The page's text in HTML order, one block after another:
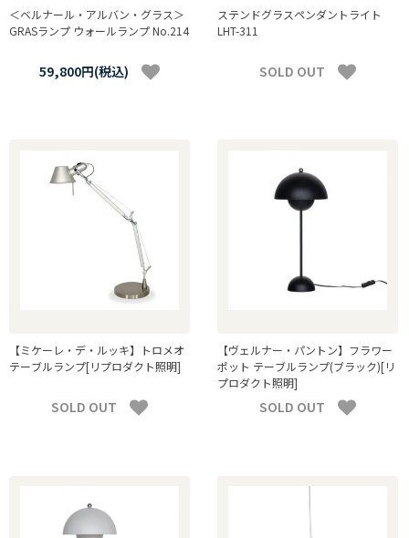
＜ベルナール・アルバン・グラス＞
GRASランプ ウォールランプ No.214
59,800円(税込)
ステンドグラスペンダントライト
LHT-311
SOLD OUT
【ミケーレ・デ・ルッキ】トロメオ
テーブルランプ[リプロダクト照明]
SOLD OUT
【ヴェルナー・パントン】フラワー
ポット テーブルランプ(ブラック)[リ
プロダクト照明]
SOLD OUT